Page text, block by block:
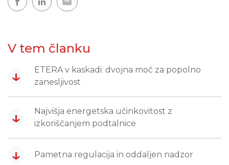
V tem članku
↓
ETERA v kaskadi: dvojna moč za popolno
zanesljivost
↓
Najvišja energetska učinkovitost z
izkoriščanjem podtalnice
↓ Pametna regulacija in oddaljen nadzor